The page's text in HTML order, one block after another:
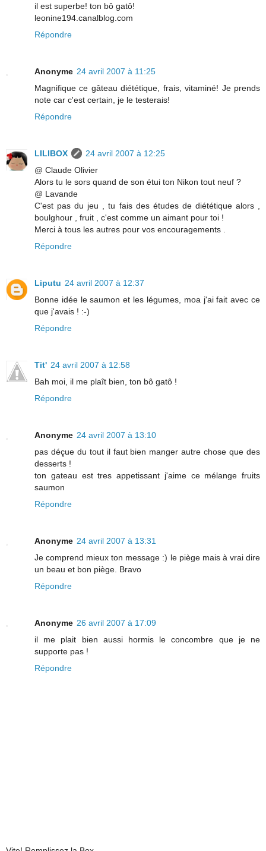
il est superbe! ton bô gatô!
leonine194.canalblog.com
Répondre
Anonyme 24 avril 2007 à 11:25
Magnifique ce gâteau diététique, frais, vitaminé! Je prends
note car c'est certain, je le testerais!
Répondre
LILIBOX
24 avril 2007 à 12:25
@ Claude Olivier
Alors tu le sors quand de son étui ton Nikon tout neuf ?
@ Lavande
C'est pas du jeu , tu fais des études de diététique alors ,
boulghour , fruit , c'est comme un aimant pour toi !
Merci à tous les autres pour vos encouragements .
Répondre
Liputu 24 avril 2007 à 12:37
Bonne idée le saumon et les légumes, moa j'ai fait avec ce
que j'avais ! :-)
Répondre
Tit' 24 avril 2007 à 12:58
Bah moi, il me plaît bien, ton bô gatô !
Répondre
Anonyme 24 avril 2007 à 13:10
pas déçue du tout il faut bien manger autre chose que des
desserts !
ton gateau est tres appetissant j'aime ce mélange fruits
saumon
Répondre
Anonyme 24 avril 2007 à 13:31
Je comprend mieux ton message :) le piège mais à vrai dire
un beau et bon piège. Bravo
Répondre
Anonyme 26 avril 2007 à 17:09
il me plait bien aussi hormis le concombre que je ne
supporte pas !
Répondre